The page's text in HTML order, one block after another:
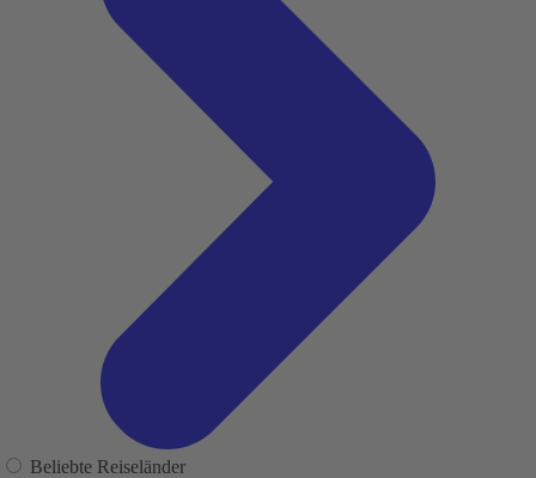
Beliebte Reiseländer